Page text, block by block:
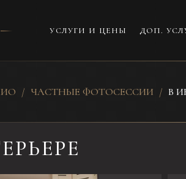
УСЛУГИ И ЦЕНЫ ДОП.
ЧАСТНЫЕ ФОТОСЕССИИ В